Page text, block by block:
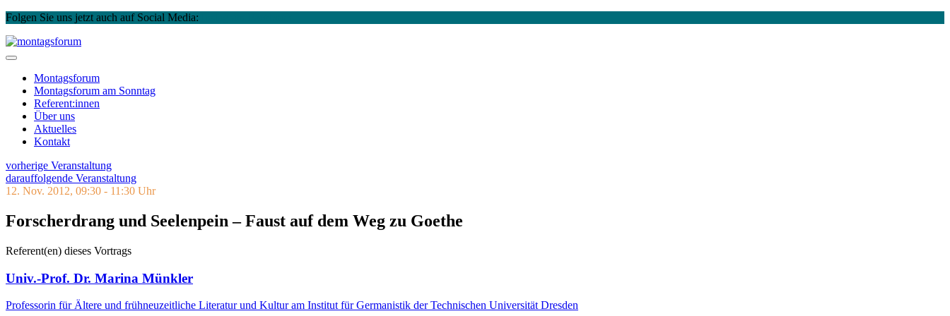
Folgen Sie uns jetzt auch auf Social Media:
Skip
to
Montagsforum
Montagsforum am Sonntag
Referent:innen
Über uns
Aktuelles
Kontakt
vorherige Veranstaltung
darauffolgende Veranstaltung
12. Nov. 2012, 09:30 - 11:30 Uhr
Forscherdrang und Seelenpein – Faust auf dem Weg zu Goethe
Referent(en) dieses Vortrags
Univ.-Prof. Dr. Marina Münkler
Professorin für Ältere und frühneuzeitliche Literatur und Kultur am Institut für Germanistik der Technischen Universität Dresden